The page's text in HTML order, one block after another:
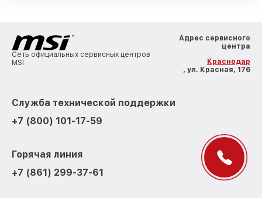
Сеть официальных сервисных центров
MSI
Адрес сервисного
центра
Краснодар
, ул. Красная, 176
Служба технической поддержки
+7 (800) 101-17-59
Горячая линия
+7 (861) 299-37-61